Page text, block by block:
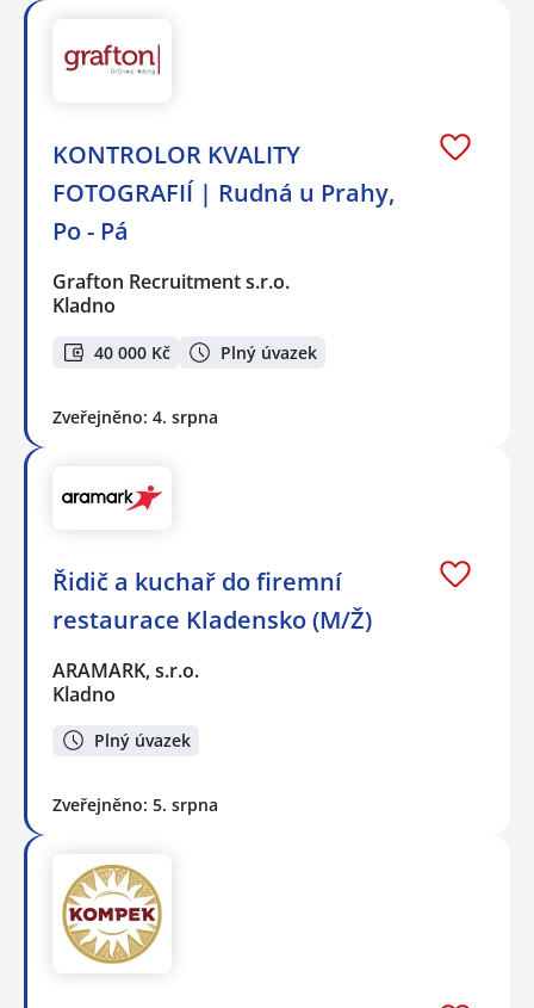
KONTROLOR KVALITY
FOTOGRAFIÍ | Rudná u Prahy,
Po - Pá
Grafton Recruitment s.r.o.
Kladno
40 000 Kč Plný úvazek
Zveřejněno: 4. srpna
Řidič a kuchař do firemní
restaurace Kladensko (M/Ž)
ARAMARK, s.r.o.
Kladno
Plný úvazek
Zveřejněno: 5. srpna